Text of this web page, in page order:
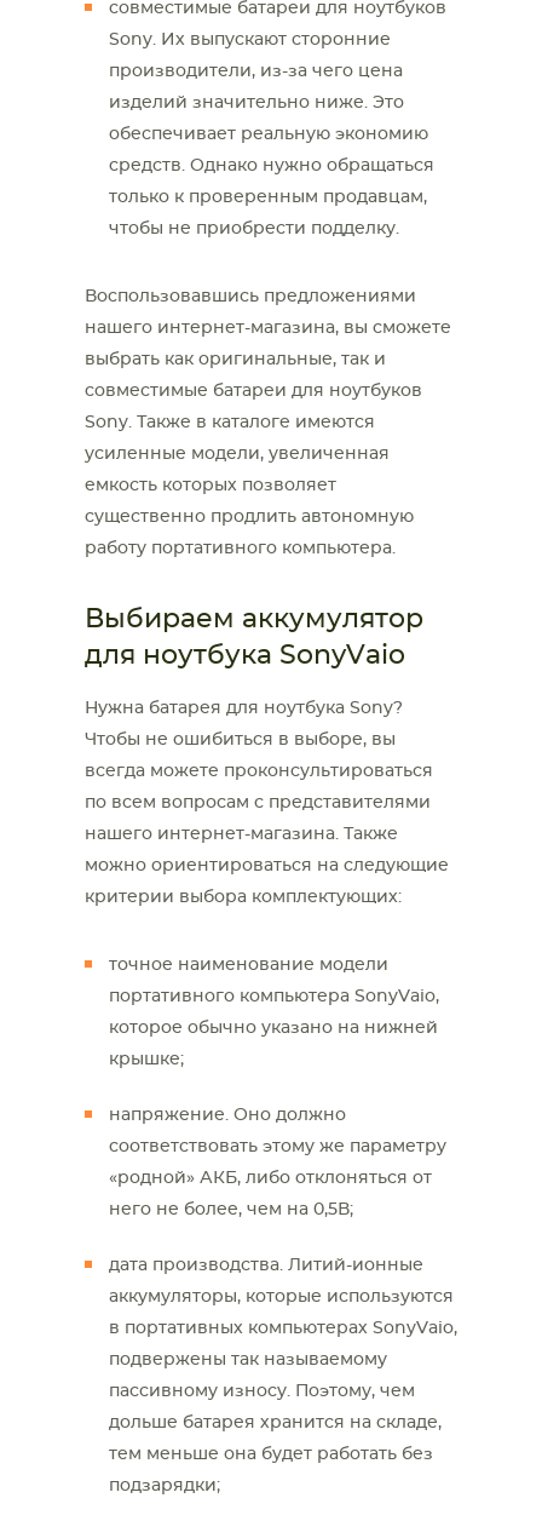
совместимые батареи для ноутбуков
Sony. Их выпускают сторонние
производители, из-за чего цена
изделий значительно ниже. Это
обеспечивает реальную экономию
средств. Однако нужно обращаться
только к проверенным продавцам,
чтобы не приобрести подделку.
Воспользовавшись предложениями
нашего интернет-магазина, вы сможете
выбрать как оригинальные, так и
совместимые батареи для ноутбуков
Sony. Также в каталоге имеются
усиленные модели, увеличенная
емкость которых позволяет
существенно продлить автономную
работу портативного компьютера.
Выбираем аккумулятор
для ноутбука SonyVaio
Нужна батарея для ноутбука Sony?
Чтобы не ошибиться в выборе, вы
всегда можете проконсультироваться
по всем вопросам с представителями
нашего интернет-магазина. Также
можно ориентироваться на следующие
критерии выбора комплектующих:
точное наименование модели
портативного компьютера SonyVaio,
которое обычно указано на нижней
крышке;
напряжение. Оно должно
соответствовать этому же параметру
«родной» АКБ, либо отклоняться от
него не более, чем на 0,5В;
дата производства. Литий-ионные
аккумуляторы, которые используются
в портативных компьютерах SonyVaio,
подвержены так называемому
пассивному износу. Поэтому, чем
дольше батарея хранится на складе,
тем меньше она будет работать без
подзарядки;